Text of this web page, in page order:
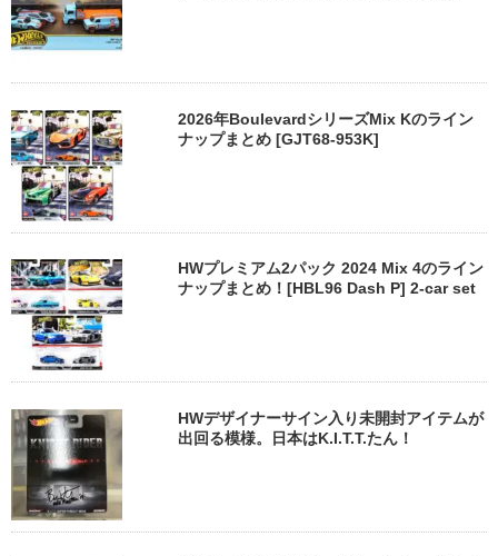
2026年BoulevardシリーズMix Kのライン
ナップまとめ [GJT68-953K]
HWプレミアム2パック 2024 Mix 4のライン
ナップまとめ！[HBL96 Dash P] 2-car set
HWデザイナーサイン入り未開封アイテムが
出回る模様。日本はK.I.T.T.たん！